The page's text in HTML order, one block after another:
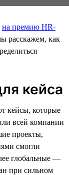
на премию HR-
расскажем, как
кейса
кейсы, которые
всей компании
проекты,
смогли
глобальные —
при сильном